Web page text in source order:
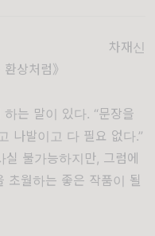
차재신
상처럼》
는 말이 있다. “문장을
나발이고 다 필요 없다.”
불가능하지만, 그럼에
초월하는 좋은 작품이 될